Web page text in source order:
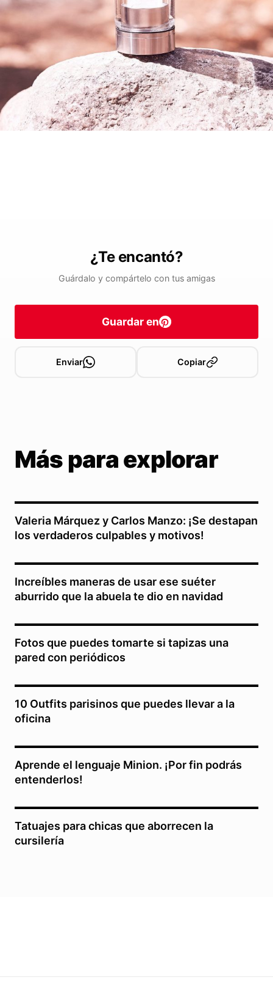
¿Te encantó?
Guárdalo y compártelo con tus amigas
Guardar en
Enviar Copiar
Más para explorar
Valeria Márquez y Carlos Manzo: ¡Se destapan
los verdaderos culpables y motivos!
Increíbles maneras de usar ese suéter
aburrido que la abuela te dio en navidad
Fotos que puedes tomarte si tapizas una
pared con periódicos
10 Outfits parisinos que puedes llevar a la
oficina
Aprende el lenguaje Minion. ¡Por fin podrás
entenderlos!
Tatuajes para chicas que aborrecen la
cursilería